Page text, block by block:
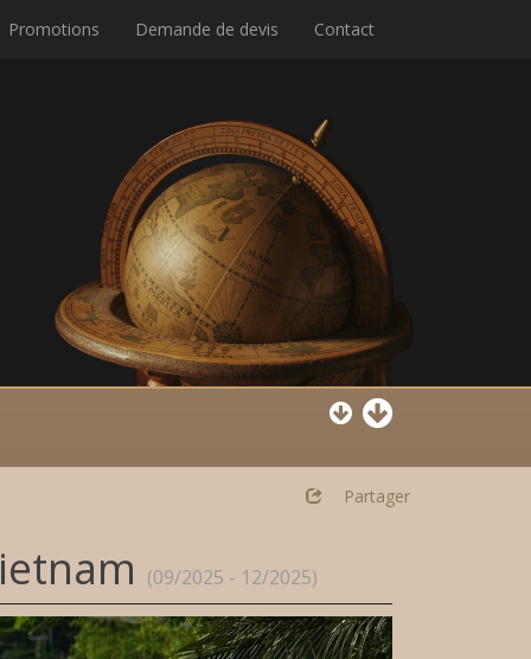
Promotions Demande de devis Contact
Partager
(09/2025 - 12/2025)